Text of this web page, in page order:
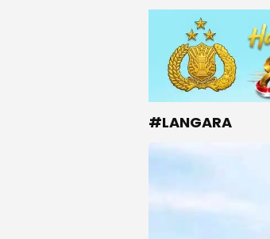
#LANGARA